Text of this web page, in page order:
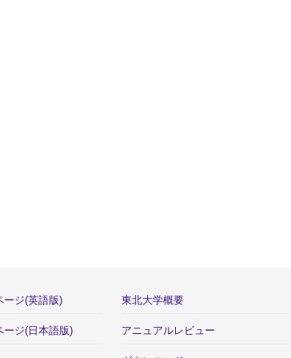
ージ(英語版)
ージ(日本語版)
東北大学概要
アニュアルレビュー